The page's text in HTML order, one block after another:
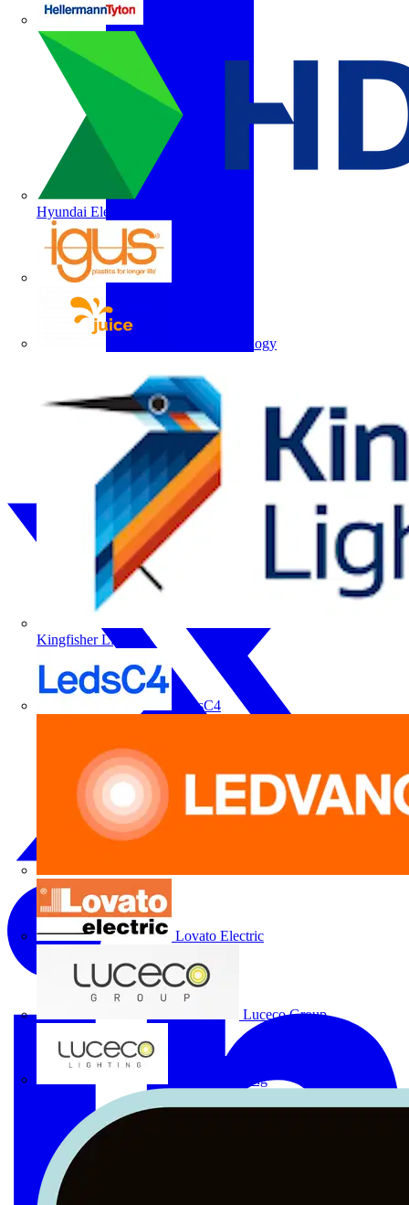
Hyundai Electric
Juice Technology
Kingfisher Lighting
LedsC4
Lovato Electric
Luceco Group
Luceco Lighting